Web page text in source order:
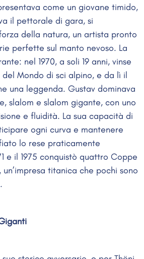
come un giovane timido,
il pettorale di gara, si
della natura, un artista pronto
perfette sul manto nevoso. La
nel 1970, a soli 19 anni, vinse
Mondo di sci alpino, e da lì il
una leggenda. Gustav dominava
slalom e slalom gigante, con uno
e fluidità. La sua capacità di
ogni curva e mantenere
lo rese praticamente
e il 1975 conquistò quattro Coppe
titanica che pochi sono